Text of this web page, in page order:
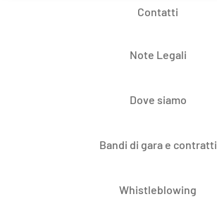
Contatti
Note Legali
Dove siamo
Bandi di gara e contratti
Whistleblowing